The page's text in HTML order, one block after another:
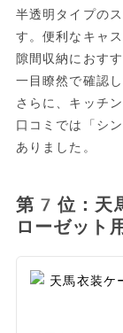
半透明タイプの
す。便利なキャ
隙間収納におす
一目瞭然で確認
さらに、キッチ
口コミでは「シ
ありました。
第7位：天
ローゼッ